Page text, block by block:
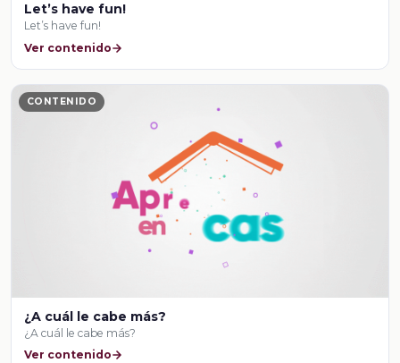
Let’s have fun!
Let’s have fun!
Ver contenido
CONTENIDO
¿A cuál le cabe más?
¿A cuál le cabe más?
Ver contenido